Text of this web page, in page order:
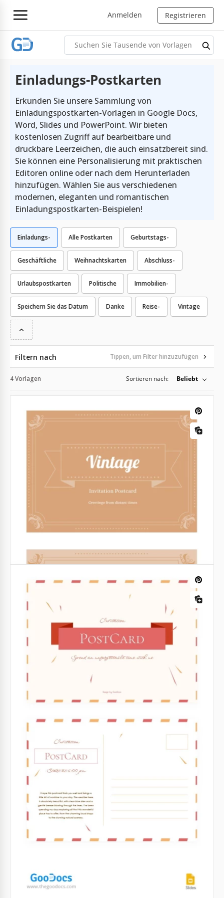
Anmelden Registrieren
Einladungs-Postkarten
Erkunden Sie unsere Sammlung von
Einladungspostkarten-Vorlagen in Google Docs,
Word, Slides und PowerPoint. Wir bieten
kostenlosen Zugriff auf bearbeitbare und
druckbare Leerzeichen, die auch einsatzbereit sind.
Sie können eine Personalisierung mit praktischen
Editoren online oder nach dem Herunterladen
hinzufügen. Wählen Sie aus verschiedenen
modernen, eleganten und romantischen
Einladungspostkarten-Beispielen!
Alle Postkarten Geburtstags-
Geschäftliche Weihnachtskarten Abschluss-
Urlaubspostkarten
Einladungs-
Politische Immobilien-
Speichern Sie das Datum Danke Reise- Vintage
Filtern nach Tippen, um Filter hinzuzufügen
4 Vorlagen Sortieren nach: Beliebt
Vintage Einladung Postkarte
Jemanden in einem Vintage-Stil zu einer
Veranstaltung einzuladen, ist eine wirklich
sicherlich helfen, viel Aufmerksamkeit auf Ihre Karte
zu erhalten.
Google Docs